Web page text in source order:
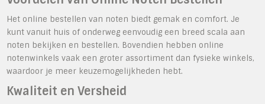
Het online bestellen van noten biedt gemak en comfort. Je
kunt vanuit huis of onderweg eenvoudig een breed scala aan
noten bekijken en bestellen. Bovendien hebben online
notenwinkels vaak een groter assortiment dan fysieke winkels,
waardoor je meer keuzemogelijkheden hebt.
Kwaliteit en Versheid